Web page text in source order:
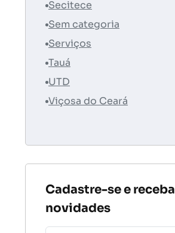
Secitece
Sem categoria
Serviços
Tauá
UTD
Viçosa do Ceará
Cadastre-se e receba
novidades